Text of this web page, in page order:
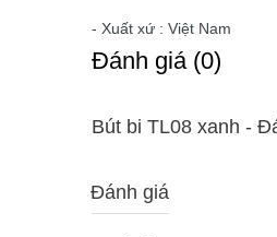
- Xuất xứ : Việt Nam
Ðánh giá (0)
Bút bi TL08 xanh -
Đánh giá